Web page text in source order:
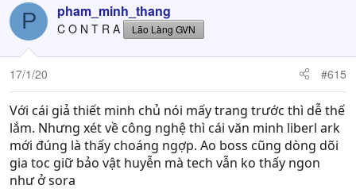
P pham_minh_thang
C O N T R A Lão Làng GVN
17/1/20 #615
Với cái giả thiết minh chủ nói mấy trang trước thì dễ thế
lắm. Nhưng xét về công nghệ thì cái văn minh liberl ark
mới đúng là thấy choáng ngợp. Ao boss cũng dòng dõi
gia toc giữ bảo vật huyễn mà tech vẫn ko thấy ngon
như ở sora